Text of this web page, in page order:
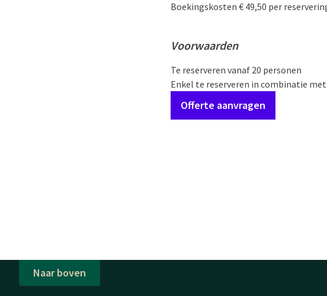
Boekingskosten € 49,50 per
Voorwaarden
Te reserveren vanaf 20 personen
Enkel te reserveren in combinatie
Offerte aanvragen
Naar boven